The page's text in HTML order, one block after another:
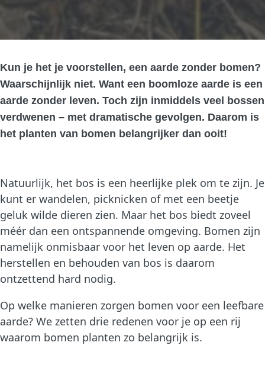
Kun je het je voorstellen, een aarde zonder bomen?
Waarschijnlijk niet. Want een boomloze aarde is een
aarde zonder leven. Toch zijn inmiddels veel bossen
verdwenen – met dramatische gevolgen. Daarom is
het planten van bomen belangrijker dan ooit!
Natuurlijk, het bos is een heerlijke plek om te zijn. Je
kunt er wandelen, picknicken of met een beetje
geluk wilde dieren zien. Maar het bos biedt zoveel
méér dan een ontspannende omgeving. Bomen zijn
namelijk onmisbaar voor het leven op aarde. Het
herstellen en behouden van bos is daarom
ontzettend hard nodig.
Op welke manieren zorgen bomen voor een leefbare
aarde? We zetten drie redenen voor je op een rij
waarom bomen planten zo belangrijk is.